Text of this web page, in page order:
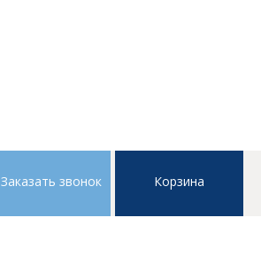
Заказать звонок Корзина